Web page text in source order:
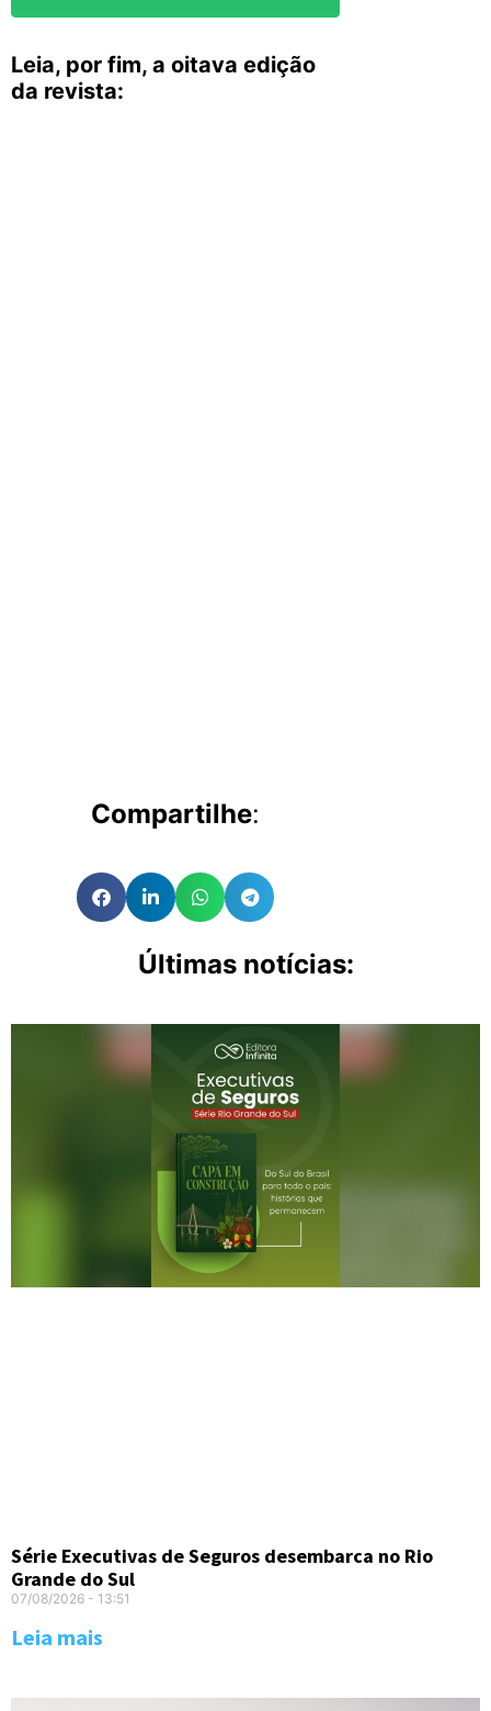
Leia, por fim, a oitava edição
da revista:
Compartilhe:
Últimas notícias:
Série Executivas de Seguros desembarca no Rio
Grande do Sul
07/08/2026 13:51
Leia mais